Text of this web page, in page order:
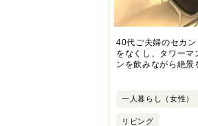
40代ご夫婦のセカ
をなくし、タワーマ
ンを飲みながら絶景
一人暮らし（女性）
リビング